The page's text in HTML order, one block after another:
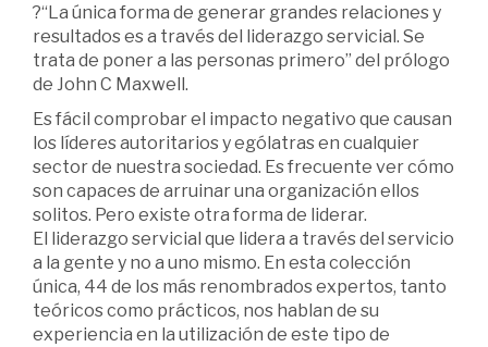
?“La única forma de generar grandes relaciones y
resultados es a través del liderazgo servicial. Se
trata de poner a las personas primero” del prólogo
de John C Maxwell.
Es fácil comprobar el impacto negativo que causan
los líderes autoritarios y ególatras en cualquier
sector de nuestra sociedad. Es frecuente ver cómo
son capaces de arruinar una organización ellos
solitos. Pero existe otra forma de liderar.
El liderazgo servicial que lidera a través del servicio
a la gente y no a uno mismo. En esta colección
única, 44 de los más renombrados expertos, tanto
teóricos como prácticos, nos hablan de su
experiencia en la utilización de este tipo de